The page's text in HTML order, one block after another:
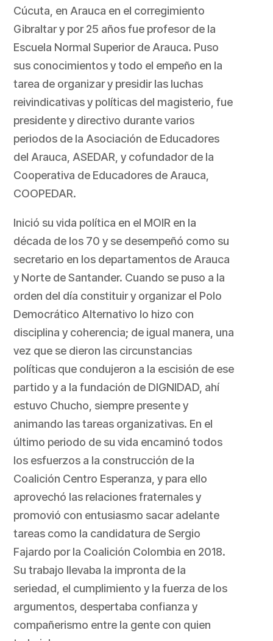
Cúcuta, en Arauca en el corregimiento
Gibraltar y por 25 años fue profesor de la
Escuela Normal Superior de Arauca. Puso
sus conocimientos y todo el empeño en la
tarea de organizar y presidir las luchas
reivindicativas y políticas del magisterio, fue
presidente y directivo durante varios
periodos de la Asociación de Educadores
del Arauca, ASEDAR, y cofundador de la
Cooperativa de Educadores de Arauca,
COOPEDAR.
Inició su vida política en el MOIR en la
década de los 70 y se desempeñó como su
secretario en los departamentos de Arauca
y Norte de Santander. Cuando se puso a la
orden del día constituir y organizar el Polo
Democrático Alternativo lo hizo con
disciplina y coherencia; de igual manera, una
vez que se dieron las circunstancias
políticas que condujeron a la escisión de ese
partido y a la fundación de DIGNIDAD, ahí
estuvo Chucho, siempre presente y
animando las tareas organizativas. En el
último periodo de su vida encaminó todos
los esfuerzos a la construcción de la
Coalición Centro Esperanza, y para ello
aprovechó las relaciones fraternales y
promovió con entusiasmo sacar adelante
tareas como la candidatura de Sergio
Fajardo por la Coalición Colombia en 2018.
Su trabajo llevaba la impronta de la
seriedad, el cumplimiento y la fuerza de los
argumentos, despertaba confianza y
compañerismo entre la gente con quien